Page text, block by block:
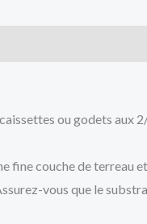
ou godets aux
fine couche de terreau
vous que le